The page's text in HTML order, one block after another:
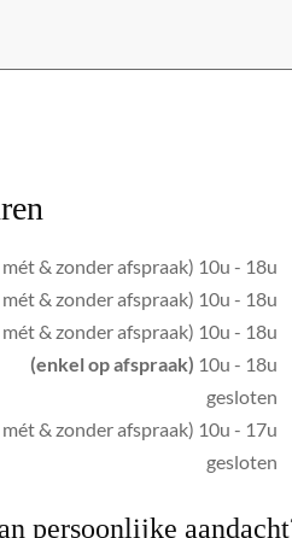
& zonder afspraak) 10u - 18u
& zonder afspraak) 10u - 18u
& zonder afspraak) 10u - 18u
(enkel op afspraak) 10u - 18u
gesloten
& zonder afspraak) 10u - 17u
gesloten
persoonlijke